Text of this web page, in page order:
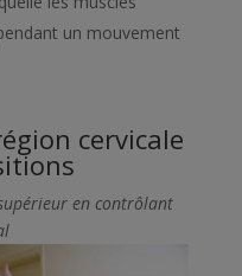
un mouvement
cervicale
en contrôlant